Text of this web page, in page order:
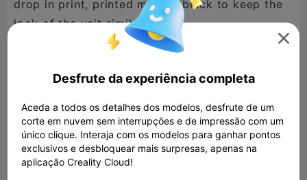
drop in print, printed mine in black to keep the
look of the unit similar

Desfrute da experiência completa
Aceda a todos os detalhes dos modelos, desfrute de um
corte em nuvem sem interrupções e de impressão com um
único clique. Interaja com os modelos para ganhar pontos
exclusivos e desbloquear mais surpresas, apenas na
aplicação Creality Cloud!